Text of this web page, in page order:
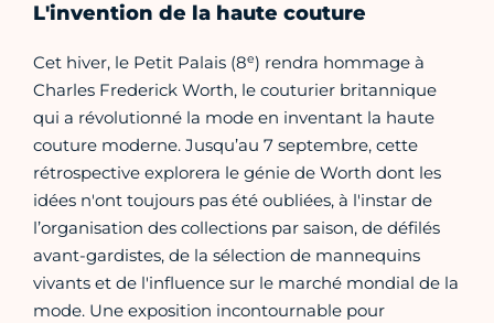
L'invention de la haute couture
Cet hiver, le Petit Palais (8e) rendra hommage à
Charles Frederick Worth, le couturier britannique
qui a révolutionné la mode en inventant la haute
couture moderne. Jusqu’au 7 septembre, cette
rétrospective explorera le génie de Worth dont les
idées n'ont toujours pas été oubliées, à l'instar de
l’organisation des collections par saison, de défilés
avant-gardistes, de la sélection de mannequins
vivants et de l'influence sur le marché mondial de la
mode. Une exposition incontournable pour